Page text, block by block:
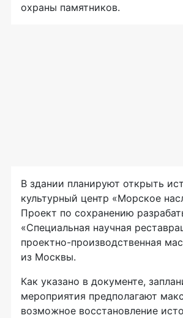
охраны памятников.
В здании планируют открыть
культурный центр «Морское
Проект по сохранению
«Специальная научная
проектно-производственная
из Москвы.
Как указано в документе,
мероприятия предполагают
возможное восстановление